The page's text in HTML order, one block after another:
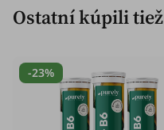
Ostatní kúpili tiež
-23%